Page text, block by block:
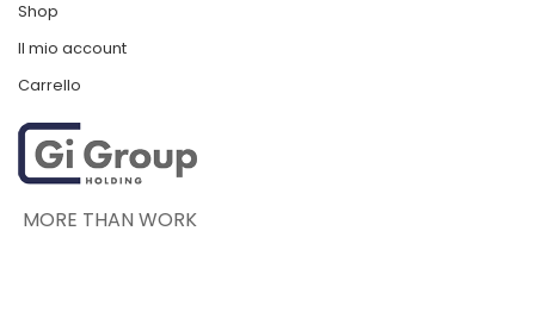
Shop
Il mio account
Carrello
MORE THAN WORK